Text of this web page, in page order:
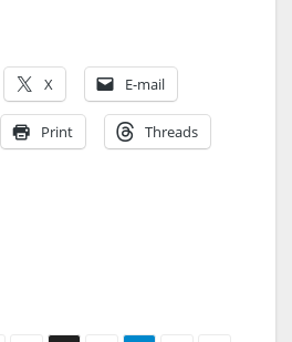
X E-mail
Print Threads